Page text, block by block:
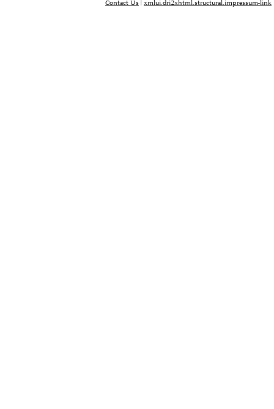
Contact Us | xmlui.dri2xhtml.structural.impressum-link